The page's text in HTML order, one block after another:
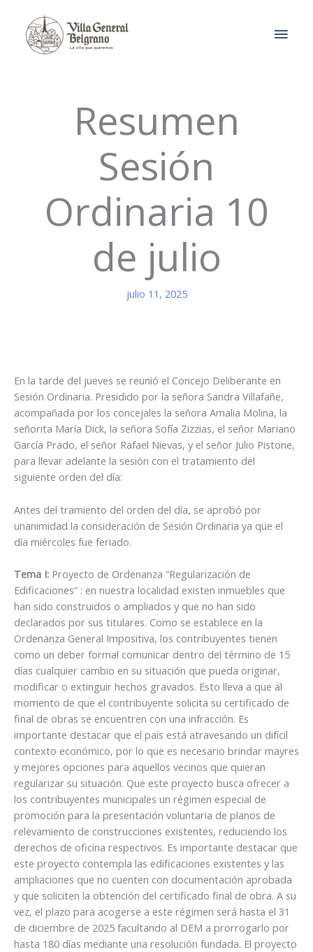
contenido
Resumen
Sesión
Ordinaria 10
de julio
julio 11, 2025
En la tarde del jueves se reunió el Concejo Deliberante en
Sesión Ordinaria. Presidido por la señora Sandra Villafañe,
acompañada por los concejales la señora Amalia Molina, la
señorita María Dick, la señora Sofía Zizzias, el señor Mariano
García Prado, el señor Rafael Nievas, y el señor Julio Pistone,
para llevar adelante la sesión con el tratamiento del
siguiente orden del día:
Antes del tramiento del orden del día, se aprobó por
unanimidad la consideración de Sesión Ordinaria ya que el
día miércoles fue feriado.
Tema I: Proyecto de Ordenanza “Regularización de
Edificaciones” : en nuestra localidad existen inmuebles que
han sido construidos o ampliados y que no han sido
declarados por sus titulares. Como se establece en la
Ordenanza General Impositiva, los contribuyentes tienen
como un deber formal comunicar dentro del término de 15
días cualquier cambio en su situación que pueda originar,
modificar o extinguir hechos gravados. Esto lleva a que al
momento de que el contribuyente solicita su certificado de
final de obras se encuentren con una infracción. Es
importante destacar que el país está atravesando un difícil
contexto económico, por lo que es necesario brindar mayres
y mejores opciones para aquellos vecinos que quieran
regularizar su situación. Que este proyecto busca ofrecer a
los contribuyentes municipales un régimen especial de
promoción para la presentación voluntaria de planos de
relevamiento de construcciones existentes, reduciendo los
derechos de oficina respectivos. Es importante destacar que
este proyecto contempla las edificaciones existentes y las
ampliaciones que no cuenten con documentación aprobada
y que soliciten la obtención del certificado final de obra. A su
vez, el plazo para acogerse a este régimen será hasta el 31
de diciembre de 2025 facultando al DEM a prorrogarlo por
hasta 180 días mediante una resolución fundada. El proyecto